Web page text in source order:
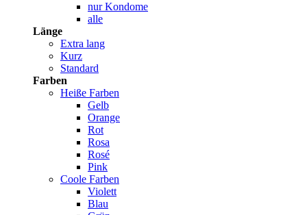
nur Kondome
alle
Länge
Extra lang
Kurz
Standard
Farben
Heiße Farben
Gelb
Orange
Rot
Rosa
Rosé
Pink
Coole Farben
Violett
Blau